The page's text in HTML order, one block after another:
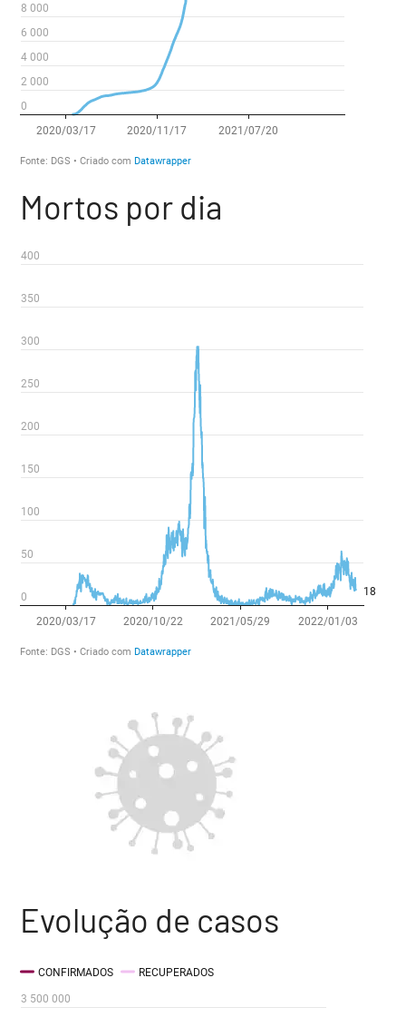
Mortos por dia
Evolução de casos